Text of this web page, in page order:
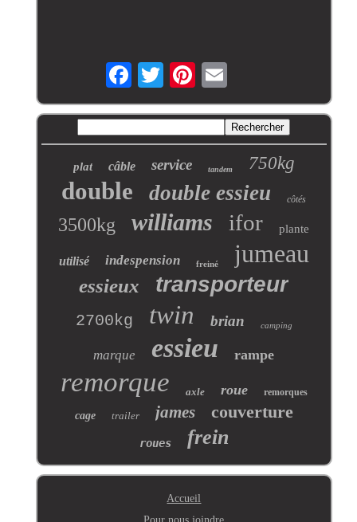
plat câble service tandem 750kg
double double essieu côtés
3500kg williams ifor plante
utilisé indespension freiné jumeau
essieux transporteur
2700kg twin brian camping
marque essieu rampe
remorque axle roue remorques
cage trailer james couverture
roues frein
Accueil